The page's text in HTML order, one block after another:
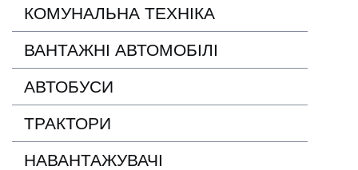
КОМУНАЛЬНА ТЕХНІКА
ВАНТАЖНІ АВТОМОБІЛІ
АВТОБУСИ
ТРАКТОРИ
НАВАНТАЖУВАЧІ